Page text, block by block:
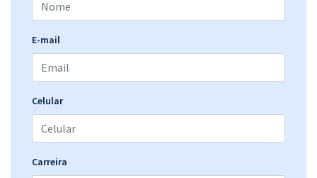
E-mail
Celular
Carreira